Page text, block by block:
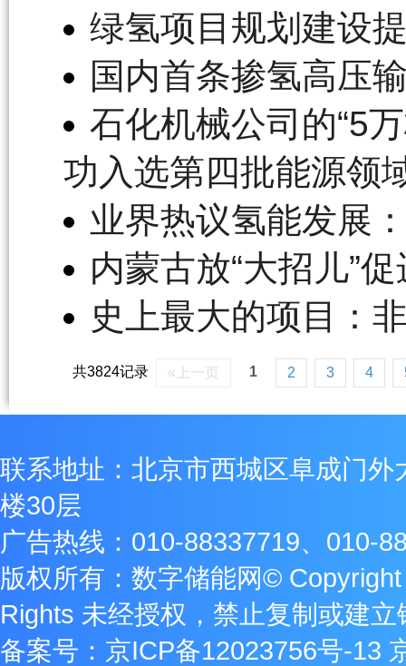
绿氢项目规划建设
国内首条掺氢高压
石化机械公司的“5
功入选第四批能源领
业界热议氢能发展
内蒙古放“大招儿”
史上最大的项目：
共3824记录 «上一页 1 2 3 4
联系地址：北京市西城区阜成门外
楼30层
广告热线：010-88337719、010-
版权所有：数字储能网©
Rights 未经授权，禁止复制或建立
备案号： 京ICP备12023756号-13